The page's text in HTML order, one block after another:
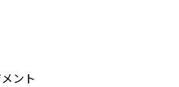
ント